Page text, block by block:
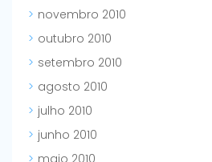
novembro 2010
outubro 2010
setembro 2010
agosto 2010
julho 2010
junho 2010